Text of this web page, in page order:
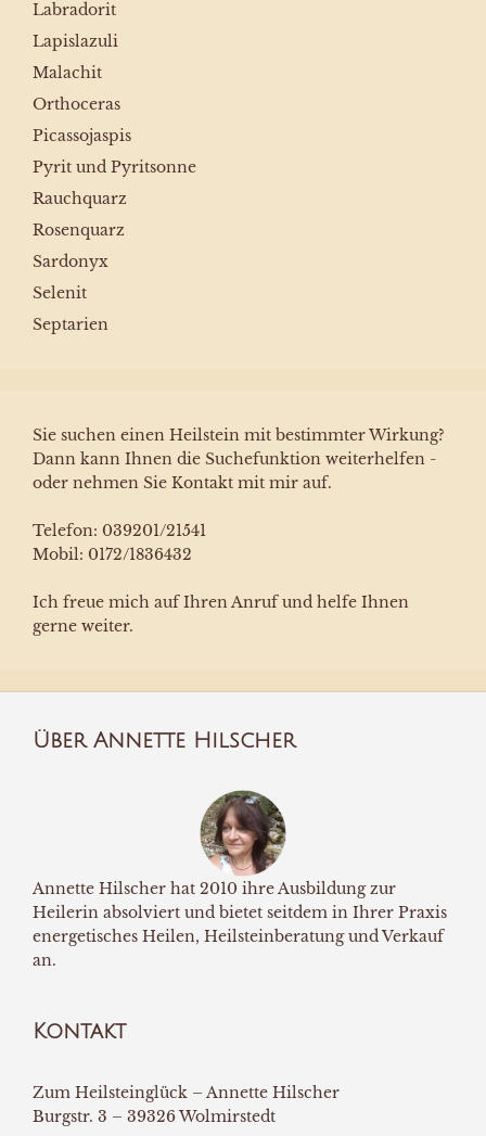
Labradorit
Lapislazuli
Malachit
Orthoceras
Picassojaspis
Pyrit und Pyritsonne
Rauchquarz
Rosenquarz
Sardonyx
Selenit
Septarien
Sie suchen einen Heilstein mit bestimmter Wirkung?
Dann kann Ihnen die Suchefunktion weiterhelfen -
oder nehmen Sie Kontakt mit mir auf.
Telefon: 039201/21541
Mobil: 0172/1836432
Ich freue mich auf Ihren Anruf und helfe Ihnen
gerne weiter.
Über Annette Hilscher
Annette Hilscher hat 2010 ihre Ausbildung zur
Heilerin absolviert und bietet seitdem in Ihrer Praxis
energetisches Heilen, Heilsteinberatung und Verkauf
an.
Kontakt
Zum Heilsteinglück – Annette Hilscher
Burgstr. 3 – 39326 Wolmirstedt